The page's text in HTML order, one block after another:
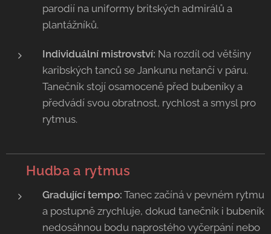
parodií na uniformy britských admirálů a
plantážníků.
Individuální mistrovství: Na rozdíl od většiny
karibských tanců se Jankunu netančí v páru.
Tanečník stojí osamoceně před bubeníky a
předvádí svou obratnost, rychlost a smysl pro
rytmus.
🥁 Hudba a rytmus
Gradující tempo: Tanec začíná v pevném rytmu
a postupně zrychluje, dokud tanečník i bubeník
nedosáhnou bodu naprostého vyčerpání nebo